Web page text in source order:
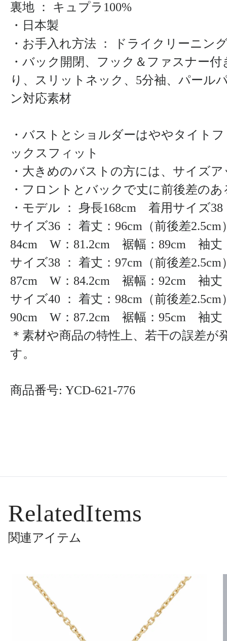
裏地 ： キュプラ100%
・日本製
・お手入れ方法 ： ドライクリーニン
・バック開閉、フック＆ファスナー
り、スリットネック、5分袖、パール
ン対応素材
・バストとショルダーはややタイト
ックスフィット
・大きめのバストの方には、サイズ
・フロントとバックで丈に前後差の
・モデル ： 身長168cm 着用サイズ38
サイズ36 ： 着丈：96cm（前後差
84cm W：81.2cm 裾幅：89cm 袖丈
サイズ38 ： 着丈：97cm（前後差
87cm W：84.2cm 裾幅：92cm 袖丈
サイズ40 ： 着丈：98cm（前後差
90cm W：87.2cm 裾幅：95cm 袖丈
＊素材や商品の特性上、若干の誤差
す。
商品番号: YCD-621-776
RelatedItems
関連アイテム